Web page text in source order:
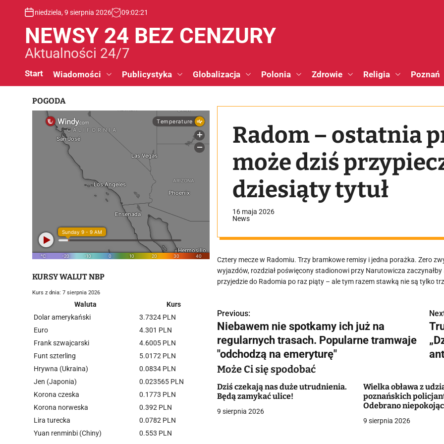
niedziela, 9 sierpnia 2026 09:02:21
NEWSY 24 BEZ CENZURY
Aktualności 24/7
Start Wiadomości Publicystyka Globalizacja Polonia Zdrowie Religia Poznań
Radom – ostatnia
może dziś
dziesiąty tytuł
16 maja 2026
News
Cztery mecze w Radomiu. Trzy bramkowe remisy i jedna porażka. Zero
wyjazdów, rozdział poświęcony stadionowi przy Narutowicza zaczynałby
przyjedzie do Radomia po raz piąty – ale tym razem stawką nie są tylko
N
a
w
i
g
a
Previous:
Niebawem nie spotkamy ich już na
regularnych trasach. Popularne tramwaje
"odchodzą na emeryturę"
Może Ci się spodobać
Dziś czekają nas duże utrudnienia.
Będą zamykać ulice!
9 sierpnia 2026
Wielka obława z
poznańskich
Odebrano
9 sierpnia 2026
POGODA
KURSY WALUT NBP
Kurs z dnia: 7 sierpnia 2026
Waluta
Kurs
Dolar amerykański
3.7324 PLN
Euro
4.301 PLN
Frank szwajcarski
4.6005 PLN
Funt szterling
5.0172 PLN
Hrywna (Ukraina)
0.0834 PLN
Jen (Japonia)
0.023565 PLN
Korona czeska
0.1773 PLN
Korona norweska
0.392 PLN
Lira turecka
0.0782 PLN
Yuan renminbi (Chiny)
0.553 PLN